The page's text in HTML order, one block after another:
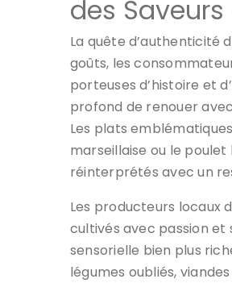
des
La quête d’authenticité
goûts, les
porteuses d’histoire et
profond de renouer
Les plats
marseillaise ou le
réinterprétés avec un
Les producteurs locaux
cultivés avec passion
sensorielle bien plus
légumes oubliés,